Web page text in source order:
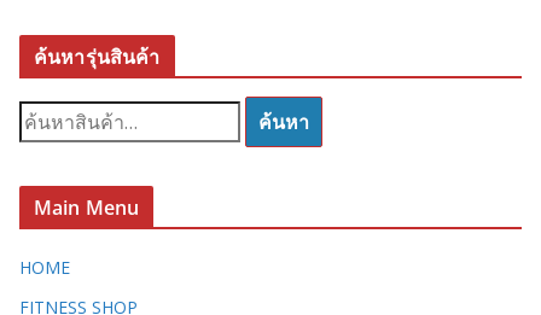
ค้นหารุ่นสินค้า
ค้
น
:
ค้นหา
Main Menu
HOME
FITNESS SHOP